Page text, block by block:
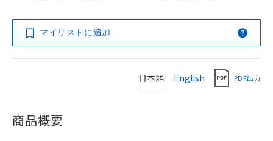
マイリストに追加
日本語 English PDF出力
商品概要